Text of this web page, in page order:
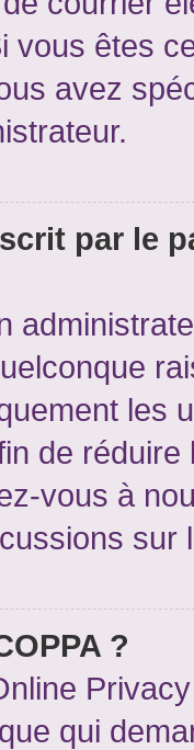
vous êtes
avez
par le
les
de
vous à
sur
?
qui